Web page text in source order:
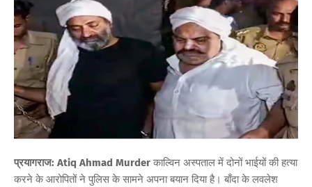
प्रयागराज: Atiq Ahmad Murder काल्विन अस्पताल में दोनों भाईयों की हत्या
करने के आरोपितों ने पुलिस के सामने अपना बयान दिया है। बाँदा के लवलेश